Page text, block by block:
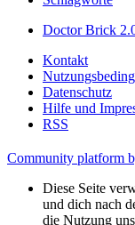
Doctor Brick
Kontakt
Datenschutz
Hilfe und
RSS
Community platform
Diese Seite
und dich nach
die Nutzung